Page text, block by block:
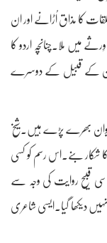
کا مذاق اُڑانے اور ان
میں ملا۔چنانچہ اردو کا
ان کے قبیل کے دوسرے
بھرے پڑے ہیں۔شیخ
شکار بنے۔اس رسم کو کسی
اسی قبیح روایت کی وجہ سے
دیکھا گیا۔ایسی شاعری